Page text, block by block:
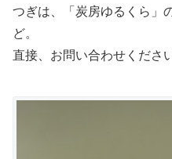
つぎは、「炭房ゆるくら」
ど。
直接、お問い合わせくださ